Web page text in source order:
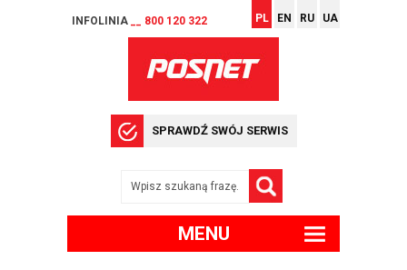
INFOLINIA __ 800 120 322 PL EN RU UA
SPRAWDŹ SWÓJ SERWIS
MENU